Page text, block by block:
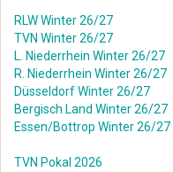
RLW Winter 26/27
TVN Winter 26/27
L. Niederrhein Winter 26/27
R. Niederrhein Winter 26/27
Düsseldorf Winter 26/27
Bergisch Land Winter 26/27
Essen/Bottrop Winter 26/27
TVN Pokal 2026